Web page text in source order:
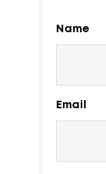
Name
Email